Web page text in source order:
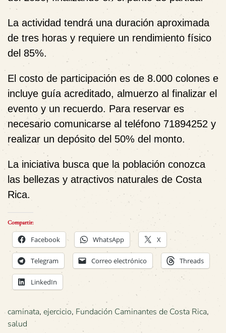
La actividad tendrá una duración aproximada
de tres horas y requiere un rendimiento físico
del 85%.
El costo de participación es de 8.000 colones e
incluye guía acreditado, almuerzo al finalizar el
evento y un recuerdo. Para reservar es
necesario comunicarse al teléfono 71894252 y
realizar un depósito del 50% del monto.
La iniciativa busca que la población conozca
las bellezas y atractivos naturales de Costa
Rica.
Compartir:
Facebook WhatsApp X
Telegram Correo electrónico Threads
LinkedIn
caminata, ejercicio, Fundación Caminantes de Costa Rica,
salud